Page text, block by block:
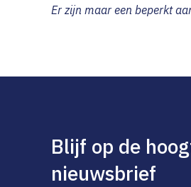
Er zijn maar een beperkt
Blijf op de
nieuwsbrief